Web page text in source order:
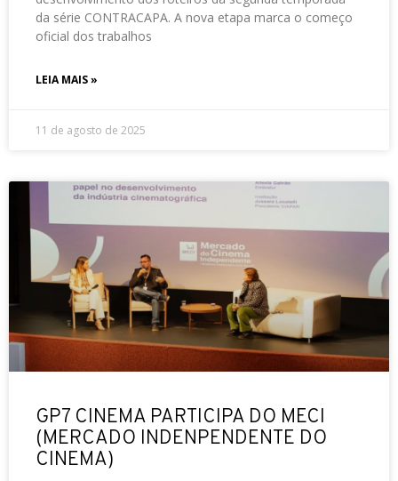
da série CONTRACAPA. A nova etapa marca o começo
oficial dos trabalhos
LEIA MAIS »
11 de agosto de 2025
GP7 CINEMA PARTICIPA DO MECI
(MERCADO INDENPENDENTE DO
CINEMA)